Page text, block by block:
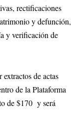
rectificaciones
y defunción,
y verificación de
de actas
de la Plataforma
de $170 y será